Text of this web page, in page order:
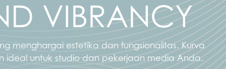
VIBRANCY
menghargai estetika dan fungsionalitas. Kurva
ideal untuk studio dan pekerjaan media Anda.